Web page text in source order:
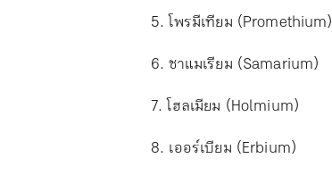
5. โพรมีเทียม (Promethium)
6. ซาแมเรียม (Samarium)
7. โฮลเมียม (Holmium)
8. เออร์เบียม (Erbium)